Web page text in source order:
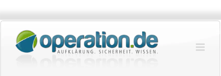
springen